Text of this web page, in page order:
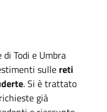
Todi e Umbra
sulle reti
. Si è trattato
già